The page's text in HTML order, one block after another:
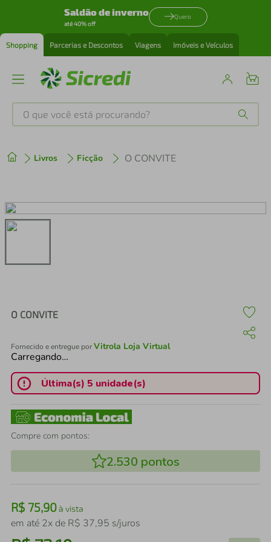
Saldão de inverno
até 40% off
Quero
Shopping Parcerias e Descontos Viagens Imóveis e Veículos
O que você está procurando?
Livros Ficção O CONVITE
O CONVITE
Fornecido e entregue porVitrola Loja Virtual
Carregando…
Última(s) 5 unidade(s)
Compre com pontos:
2.530 pontos
R$ 75,90à vista
em até 2x de R$ 37,95 s/juros
2º cafeteira